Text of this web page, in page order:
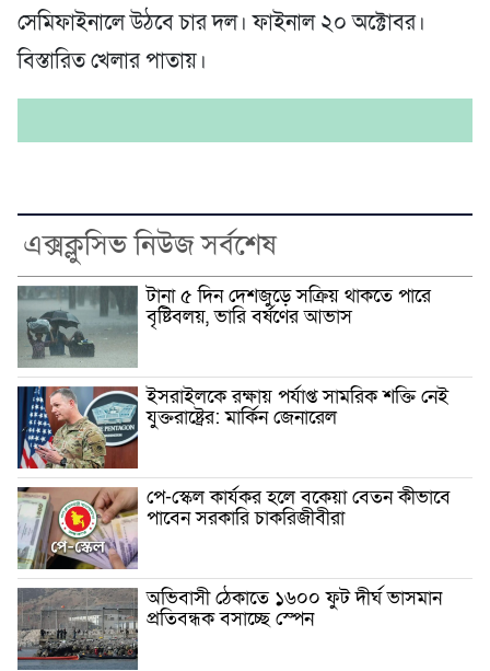
সেমিফাইনালে উঠবে চার দল। ফাইনাল ২০ অক্টোবর।
বিস্তারিত খেলার পাতায়।
এক্সক্লুসিভ নিউজ সর্বশেষ
টানা ৫ দিন দেশজুড়ে সক্রিয় থাকতে পারে
বৃষ্টিবলয়, ভারি বর্ষণের আভাস
ইসরাইলকে রক্ষায় পর্যাপ্ত সামরিক শক্তি নেই
যুক্তরাষ্ট্রের: মার্কিন জেনারেল
পে-স্কেল কার্যকর হলে বকেয়া বেতন কীভাবে
পাবেন সরকারি চাকরিজীবীরা
অভিবাসী ঠেকাতে ১৬০০ ফুট দীর্ঘ ভাসমান
প্রতিবন্ধক বসাচ্ছে স্পেন